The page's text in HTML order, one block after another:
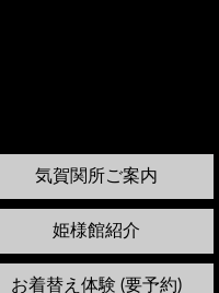
気賀関所ご案内
姫様館紹介
お着替え体験 (要予約)